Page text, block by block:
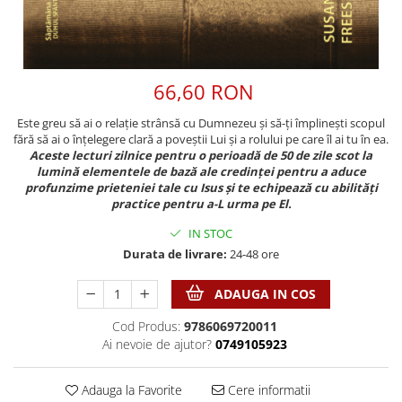
Rugaciune
Cresterea copiilor
Femei
Relatii
Sexualitate
Instrumente pastorale
Despre biserica
Predici/ Schite de predici
Resurse studiu biblic
Pix plastic
Jocuri
Limba Română
Magneti
Foarte puternici
Obiecte decorative
Pix+Semn de carte
Produse din lemn
Tablouri
Sibiu
Magneti
Suport pahar
Tablouri
Sinaia
Alte suveniruri
Magneti
Suport pahar
66,60 RON
Este greu să ai o relație strânsă cu Dumnezeu și să-ți împlinești scopul
fără să ai o înțelegere clară a poveștii Lui și a rolului pe care îl ai tu în ea.
Aceste lecturi zilnice pentru o perioadă de 50 de zile scot la
lumină elementele de bază ale credinței pentru a aduce
profunzime prieteniei tale cu Isus și te echipează cu abilități
practice pentru a-L urma pe El.
IN STOC
Durata de livrare: 24-48 ore
ADAUGA IN COS
Cod Produs: 9786069720011
Ai nevoie de ajutor? 0749105923
Adauga la Favorite Cere informatii